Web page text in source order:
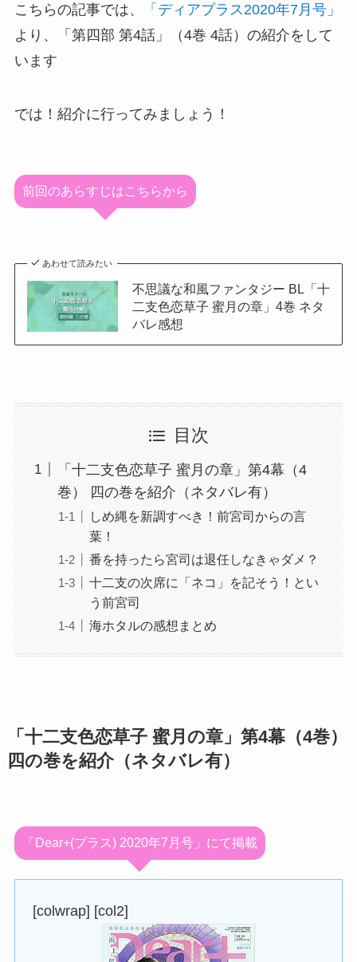
こちらの記事では、
「ディアプラス2020年7月号」
より、「第四部 第4話」（4巻 4話）の紹介をして
います
では！紹介に行ってみましょう！
前回のあらすじはこちらから
あわせて読みたい
不思議な和風ファンタジー BL「十
二支色恋草子 蜜月の章」4巻 ネタ
バレ感想
目次
「十二支色恋草子 蜜月の章」第4幕（4
巻） 四の巻を紹介（ネタバレ有）
しめ縄を新調すべき！前宮司からの言
葉！
番を持ったら宮司は退任しなきゃダメ？
十二支の次席に「ネコ」を記そう！とい
う前宮司
海ホタルの感想まとめ
「十二支色恋草子 蜜月の章」第4幕（4巻）
四の巻を紹介（ネタバレ有）
「Dear+(プラス) 2020年7月号」にて掲載
[colwrap] [col2]